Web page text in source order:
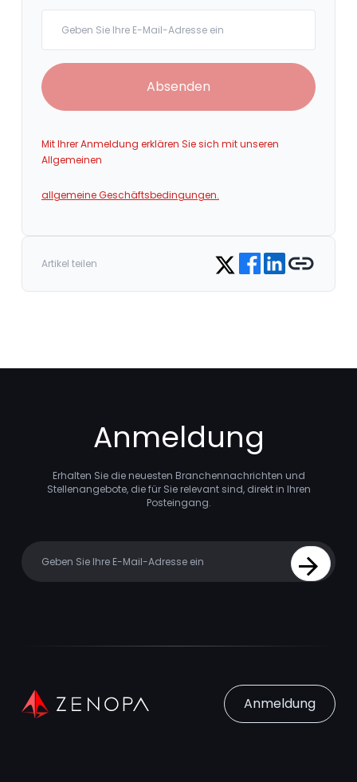
Absenden
Mit Ihrer Anmeldung erklären Sie sich mit unseren
Allgemeinen
allgemeine Geschäftsbedingungen.
Artikel teilen Share on Twitter
Share on Facebook
Share on LinkedIn
Copy link
Anmeldung
Erhalten Sie die neuesten Branchennachrichten und
Stellenangebote, die für Sie relevant sind, direkt in Ihren
Posteingang.
Sign Up
Anmeldung